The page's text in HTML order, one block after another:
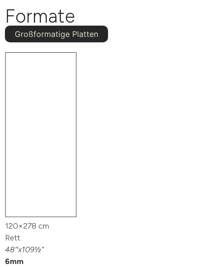
Formate
Großformatige Platten
120×278 cm
Rett.
48″x109½“
6mm